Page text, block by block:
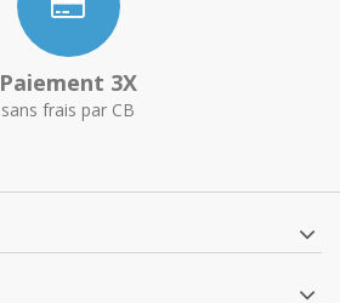
Paiement 3X
sans frais par CB